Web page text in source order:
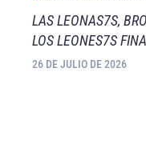
LAS LEONAS7S,
LOS LEONES7S
26 DE JULIO DE 2026